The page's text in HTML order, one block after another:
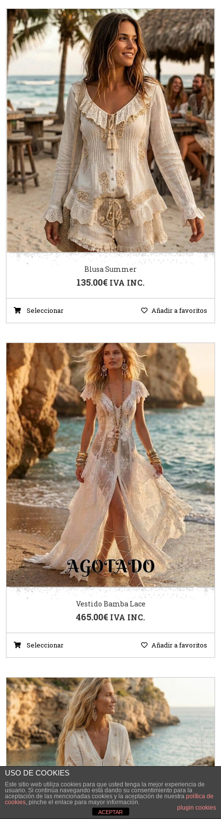
Blusa Summer
135.00€ IVA INC.
Seleccionar Añadir a favoritos
Vestido Bamba Lace
465.00€ IVA INC.
Seleccionar Añadir a favoritos
USO DE COOKIES
Este sitio web utiliza cookies para que usted tenga la mejor experiencia de
usuario. Si continúa navegando está dando su consentimiento para la
aceptación de las mencionadas cookies y la aceptación de nuestra política de
cookies, pinche el enlace para mayor información.
plugin cookies
ACEPTAR